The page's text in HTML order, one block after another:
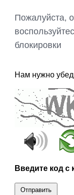
Пожалуйста,
блокировки
Нам нужно
Введите код с
Отправить